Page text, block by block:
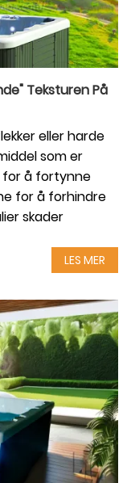
Teksturen På
eller harde
som er
for å fortynne
for å forhindre
skader
LES MER